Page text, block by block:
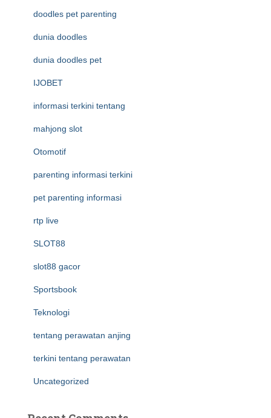
doodles pet parenting
dunia doodles
dunia doodles pet
IJOBET
informasi terkini tentang
mahjong slot
Otomotif
parenting informasi terkini
pet parenting informasi
rtp live
SLOT88
slot88 gacor
Sportsbook
Teknologi
tentang perawatan anjing
terkini tentang perawatan
Uncategorized